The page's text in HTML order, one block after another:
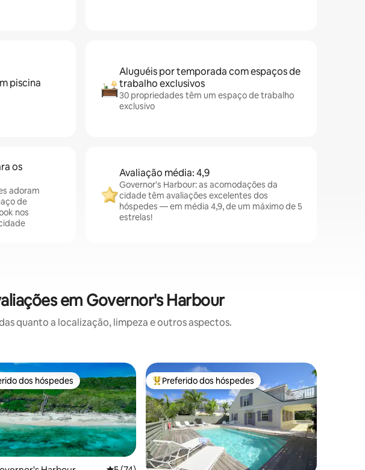
piscina
Aluguéis por temporada com espaços de
trabalho exclusivos
30 propriedades têm um espaço de trabalho
exclusivo
os
adoram
de
nos
Avaliação média: 4,9
Governor's Harbour: as acomodações da
cidade têm avaliações excelentes dos
hóspedes — em média 4,9, de um máximo de 5
estrelas!
em Governor's Harbour
quanto a localização, limpeza e outros aspectos.
melhores preferidos dos hóspedes
dos hóspedes Entre os melhores preferidos dos hóspedes
Preferido dos hóspedes